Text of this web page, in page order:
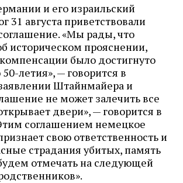
и его израильский
31 августа приветствовали
«Мы рады, что
историческом прояснении,
было достигнуто
летия», — говорится в
Штайнмайера и
не может залечить все
двери», — говорится в
соглашением немецкое
свою ответственность и
страдания убитых, память
отмечать на следующей